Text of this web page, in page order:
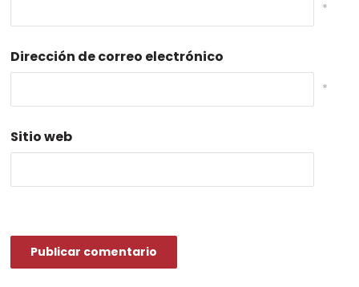
*
Dirección de correo electrónico
*
Sitio web